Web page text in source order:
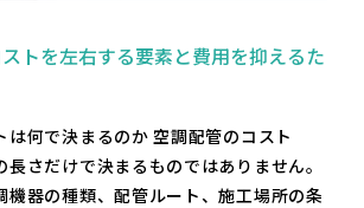
トを左右する要素と費用を抑えるた
は何で決まるのか 空調配管のコスト
さだけで決まるものではありません。
機器の種類、配管ルート、施工場所の条